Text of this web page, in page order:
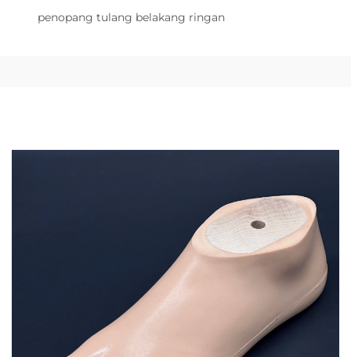
penopang tulang belakang ringan